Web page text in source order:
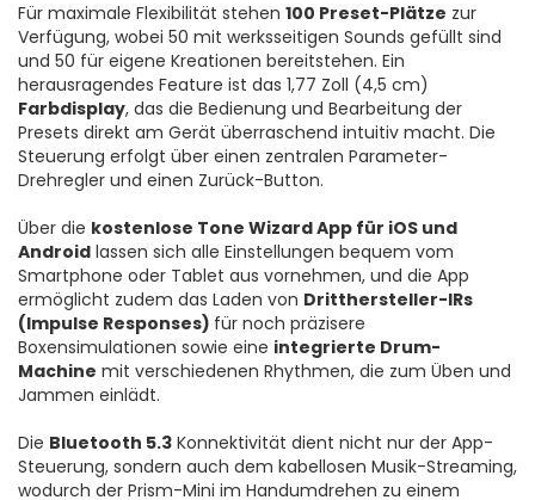
Für maximale Flexibilität stehen 100 Preset-Plätze zur
Verfügung, wobei 50 mit werksseitigen Sounds gefüllt sind
und 50 für eigene Kreationen bereitstehen. Ein
herausragendes Feature ist das 1,77 Zoll (4,5 cm)
Farbdisplay, das die Bedienung und Bearbeitung der
Presets direkt am Gerät überraschend intuitiv macht. Die
Steuerung erfolgt über einen zentralen Parameter-
Drehregler und einen Zurück-Button.
Über die kostenlose Tone Wizard App für iOS und
Android lassen sich alle Einstellungen bequem vom
Smartphone oder Tablet aus vornehmen, und die App
ermöglicht zudem das Laden von Dritthersteller-IRs
(Impulse Responses) für noch präzisere
Boxensimulationen sowie eine integrierte Drum-
Machine mit verschiedenen Rhythmen, die zum Üben und
Jammen einlädt.
Die Bluetooth 5.3 Konnektivität dient nicht nur der App-
Steuerung, sondern auch dem kabellosen Musik-Streaming,
wodurch der Prism-Mini im Handumdrehen zu einem